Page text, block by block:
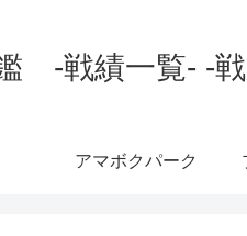
-戦績一覧- -
アマボクパーク